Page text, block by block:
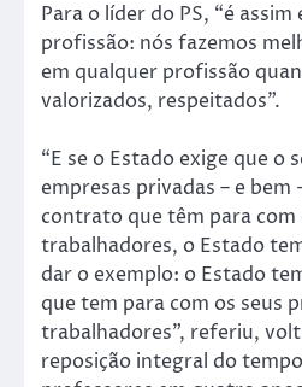
Para o líder do PS, “é
profissão: nós fazemos
em qualquer profissão
valorizados, respeitados”.
“E se o Estado exige que o
empresas privadas – e
contrato que têm para com
trabalhadores, o Estado
dar o exemplo: o Estado
que tem para com os seus
trabalhadores”, referiu,
reposição integral do